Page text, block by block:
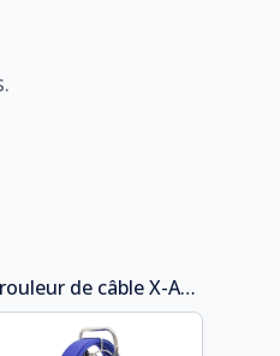
de câbleX-A3-80m